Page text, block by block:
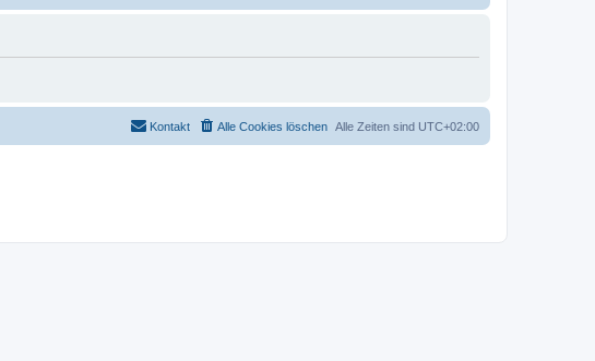
Alle Zeiten sind UTC+02:00
Alle Cookies löschen
Kontakt